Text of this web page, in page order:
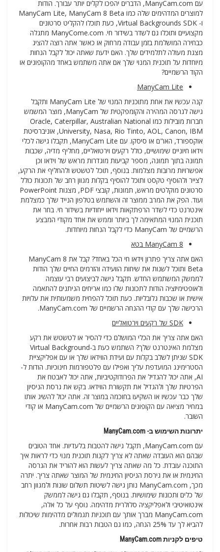
עם ManyCam.com, הדברים יהפכו לקלים יותר עבורך. הודות
למוצרים המדהימים שלה כמו ManyCam Lite, ManyCam 8 Beta
ו- Virtual Backgrounds SDK, כעת תוכלו להקליט סרטונים
מקצועיים ותוכלו גם לשדר בשידור חי. ManyCome.com מתגלה
כבחירה המושלמת בזמן עבודה מרחוק או כאשר אתה רוצה להציג
מצגת מעולה לתלמידים שלך. האם ידעת שאתה יכול לקבל הנחות
מיוחדות על תוכנית המנוי שלך אם אתה משתמש באחד מהקופונים או
הקוד הרשמיים?
ManyCam Lite
קנה עכשיו את אחת מתוכניות המנוי של ManyCam Lite ותקבל
גישה לגרסה המהירה והקומפקטית של ManyCam, מוצר המשמש
חברות מובילות כמו Oracle, Caterpillar, Australian National
University, Nasa, Rio Tinto, AOL, Canon, IBM, אוניברסיטת
אוקספורד, האו"ם או סיסקו. עם ManyCam Lite, תקבלו גישה לכלי
וידאו חיוניים שימושיים, כולל רקעים וירטואליים, מחליף מדיה, שכבות
תמונה בתוך תמונה, מספר קביעות מוגדרות מראש של וידאו וכן
אפשרויות מרובות מצלמות. בנוסף, תוכל לטשטש ולהחליף את הרקע,
לצייר ולהוסיף טקסט ותוכל להוסיף בקלות מגוון רחב של תכונות כולל
סרטונים מוקלטים מראש, תמונות, קובצי PDF, מצגות PowerPoint
ועוד. הפק את המרב ממוצר זה והשתמש בטלפון הנייד שלך כמצלמת
אינטרנט כדי לשדר הרפתקאות וידאו ייחודיות בשידור חי. בחר את
תוכנית המנוי המתאימה לך ביותר וממש את אחד מקודי המבצע
הרשמיים של ManyCam כדי לקבל הנחות מיוחדות.
ManyCam 8 בטא
האם אתה צריך פתרון וידאו חי הכל באחד? קבל את ManyCam 8
Beta ותוכל לשנות את שיחות הוועידה והזרמים החיים שלך הודות
לממשק המשתמש החדש. תקבל גישה לביצועים רבי עוצמה
ולאופטימיזציה הודות לתכונות שלו כמו אריחים הניתנים להתאמה
אישית או שכבות גלובליות. כעת תוכל להפחית משמעותית את עלויות
הרכישה שלך עם קודי ההנחה הרשמיים של ManyCam.com.
SDK של רקעים וירטואליים
האם אתה צריך את הכלי המושלם כדי להסיר או לטשטש את רקע
מצלמת האינטרנט שלך? השתמש כעת ב-Virtual Background
SDK שניתן לשלב בקלות עם ועידת הווידאו שלך או עם אפליקציית
הסטרימינג המועדפת עליך ואפילו עם פלטפורמות חינוכיות. הודות ל-
AI, אתה יכול להגדיל את הפרודוקטיביות, אתה יכול לאבטח את
הפרטיות שלך ולהגדיל את תקשורת הווידאו. בקש את גרסת הניסיון
שלך כבר עכשיו או השקיעו בחוכמה במוצר זה. אתה יכול להשיג אותו
במחיר מציאה עם הקופונים הרשמיים של ManyCam.com או קודי
השובר.
יתרונות השימוש ב- ManyCam.com
עם ManyCam.com, תקבל גישה להטבות בלעדיות. אחד הטובים
שבהם הוא העובדה שאתה לא צריך לקנות תוכנית מנוי כדי לראות איך
התוכנה עובדת. כל מה שאתה צריך לעשות הוא להוריד את הגרסה
החינמית או את גירסת הניסיון החינמית של המוצר שאתה צריך. יתרה
מכך, ManyCam.com נותן גישה לשיטות תשלום שונות ולמגוון רחב
של כלים ותכונות שימושיות. בנוסף, תקבלו גם גישה לממשק
אינטואיטיבי ולאפליקציה סלולרית מדהימה. נוסף על כל אלה,
ManyCam.com מברך אותך עם תוכניות תגמולים מדהימות שיכולות
להביא לך עד 25% הנחה, כמו גם הטבות רבות אחרות.
טיפים לקניות ManyCam.com